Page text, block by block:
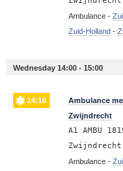
Ambulance -
Zuid-Holland -
Wednesday 14:00 - 15:00
14:16
Ambulance
Zwijndrecht
A1 AMBU
Zwijndrecht
Ambulance -